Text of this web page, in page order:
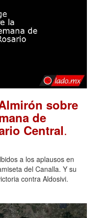
sobre
de
Central.
a los aplausos en
del Canalla. Y su
contra Aldosivi.